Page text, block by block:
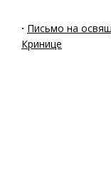
· Письмо на
Кринице